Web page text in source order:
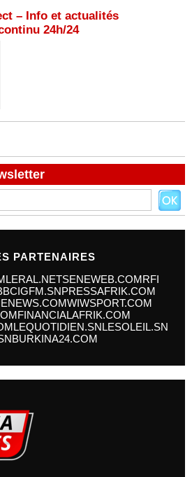
– Info et actualités
24h/24
PARTENAIRES
LERAL.NETSENEWEB.COMRFI
IGFM.SNPRESSAFRIK.COM
WIWSPORT.COM
FINANCIALAFRIK.COM
LEQUOTIDIEN.SNLESOLEIL.SN
BURKINA24.COM